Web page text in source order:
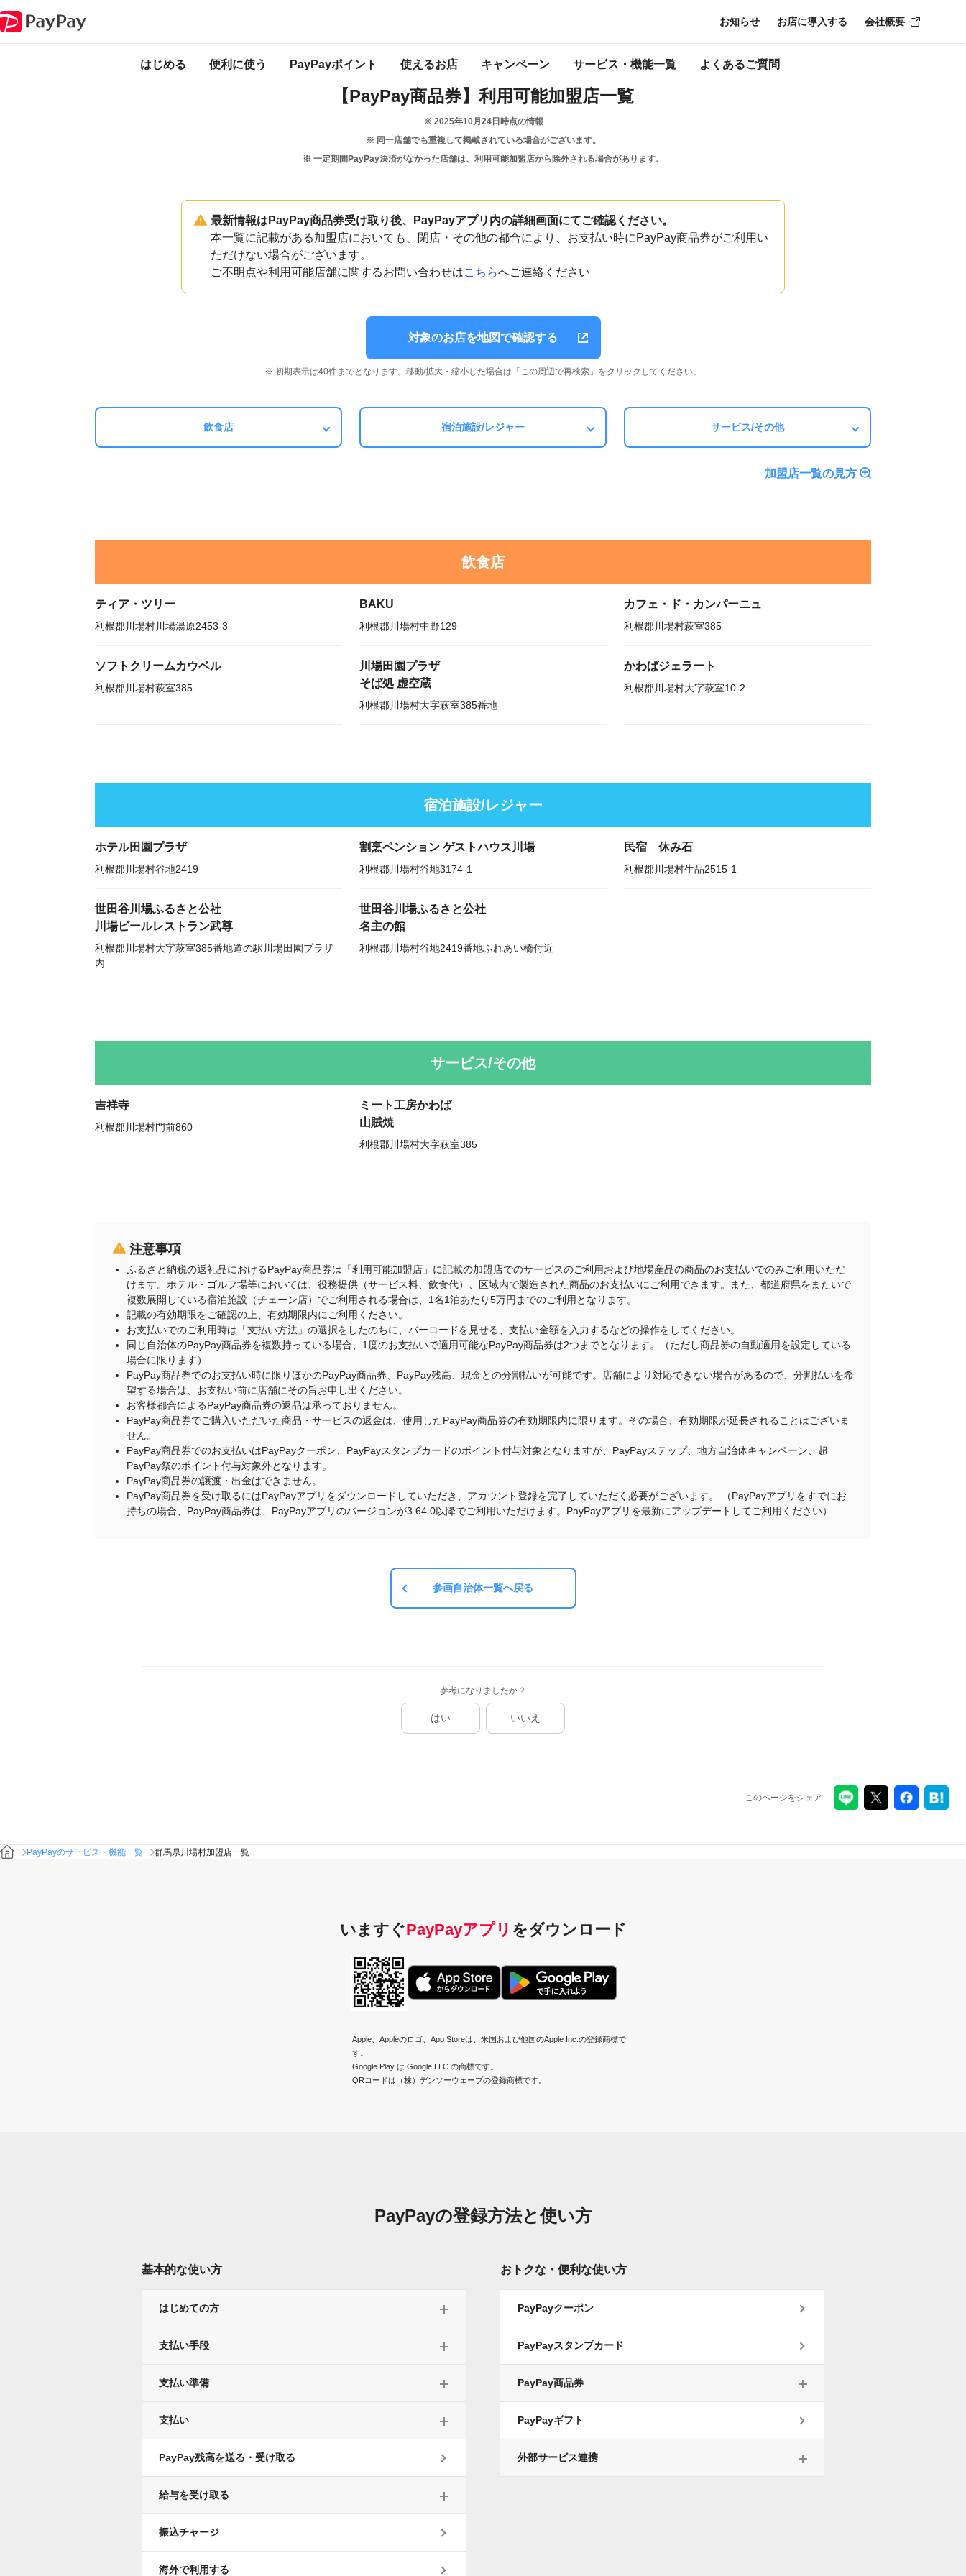
はじめる 便利に使う PayPayポイント 使えるお店 キャンペーン サービス・機能一覧 よくあるご質問
お知らせ お店に導入する 会社概要
群馬県 川場村
【PayPay商品券】利用可能加盟店一覧
※ 2025年10月24日 時点の情報
※ 同一店舗でも重複して掲載されている場合がございます。
※ 一定期間PayPay決済がなかった店舗は、利用可能加盟店から除外される場合があります。
最新情報はPayPay商品券受け取り後、PayPayアプリ内の詳細画面にてご確認ください。
本一覧に記載がある加盟店においても、閉店・その他の都合により、お支払い時にPayPay商品券がご利用い
ただけない場合がございます。
ご不明点や利用可能店舗に関するお問い合わせはこちらへご連絡ください
対象のお店を地図で確認する
※ 初期表示は40件までとなります。移動/拡大・縮小した場合は「この周辺で再検索」をクリックしてください。
飲食店 宿泊施設/レジャー サービス/その他
加盟店一覧の見方
飲食店
ティア・ツリー
利根郡川場村川場湯原2453-3
BAKU
利根郡川場村中野129
カフェ・ド・カンパーニュ
利根郡川場村萩室385
ソフトクリームカウベル
利根郡川場村萩室385
川場田園プラザ
そば処 虚空蔵
利根郡川場村大字萩室385番地
かわばジェラート
利根郡川場村大字萩室10-2
宿泊施設/レジャー
ホテル田園プラザ
利根郡川場村谷地2419
割烹ペンション ゲストハウス川場
利根郡川場村谷地3174-1
民宿 休み石
利根郡川場村生品2515-1
世田谷川場ふるさと公社
川場ビールレストラン武尊
利根郡川場村大字萩室385番地道の駅川場田園プラザ
内
世田谷川場ふるさと公社
名主の館
利根郡川場村谷地2419番地ふれあい橋付近
サービス/その他
吉祥寺
利根郡川場村門前860
ミート工房かわば
山賊焼
利根郡川場村大字萩室385
注意事項
ふるさと納税の返礼品におけるPayPay商品券は「利用可能加盟店」に記載の加盟店でのサービスのご利用および地場産品の商品のお支払いでのみご利用いただ
けます。ホテル・ゴルフ場等においては、役務提供（サービス料、飲食代）、区域内で製造された商品のお支払いにご利用できます。また、都道府県をまたいで
複数展開している宿泊施設（チェーン店）でご利用される場合は、1名1泊あたり5万円までのご利用となります。
記載の有効期限をご確認の上、有効期限内にご利用ください。
お支払いでのご利用時は「支払い方法」の選択をしたのちに、バーコードを見せる、支払い金額を入力するなどの操作をしてください。
同じ自治体のPayPay商品券を複数持っている場合、1度のお支払いで適用可能なPayPay商品券は2つまでとなります。（ただし商品券の自動適用を設定している
場合に限ります）
PayPay商品券でのお支払い時に限りほかのPayPay商品券、PayPay残高、現金との分割払いが可能です。店舗により対応できない場合があるので、分割払いを希
望する場合は、お支払い前に店舗にその旨お申し出ください。
お客様都合によるPayPay商品券の返品は承っておりません。
PayPay商品券でご購入いただいた商品・サービスの返金は、使用したPayPay商品券の有効期限内に限ります。その場合、有効期限が延長されることはございま
せん。
PayPay商品券でのお支払いはPayPayクーポン、PayPayスタンプカードのポイント付与対象となりますが、PayPayステップ、地方自治体キャンペーン、超
PayPay祭のポイント付与対象外となります。
PayPay商品券の譲渡・出金はできません。
PayPay商品券を受け取るにはPayPayアプリをダウンロードしていただき、アカウント登録を完了していただく必要がございます。 （PayPayアプリをすでにお
持ちの場合、PayPay商品券は、PayPayアプリのバージョンが3.64.0以降でご利用いただけます。PayPayアプリを最新にアップデートしてご利用ください）
参画自治体一覧へ戻る
参考になりましたか？
はい いいえ
このページをシェア
PayPayのサービス・機能一覧 群馬県川場村加盟店一覧
いますぐPayPayアプリ をダウンロード
Apple、Appleのロゴ、App Storeは、米国および他国のApple Inc.の登録商標で
す。
Google Play は Google LLC の商標です。
QRコードは（株）デンソーウェーブの登録商標です。
PayPayの登録方法と使い方
基本的な使い方
はじめての方
支払い手段
支払い準備
支払い
PayPay残高を送る・受け取る
給与を受け取る
振込チャージ
海外で利用する
おトクな・便利な使い方
PayPayクーポン
PayPayスタンプカード
PayPay商品券
PayPayギフト
外部サービス連携